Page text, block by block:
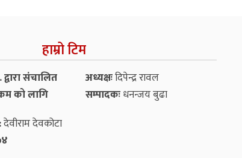
हाम्रो टिम
द्वारा संचालित
को लागि
अध्यक्षःदिपेन्द्र रावल
सम्पादकःधनन्‍जय बुढा
देवीराम देवकोटा